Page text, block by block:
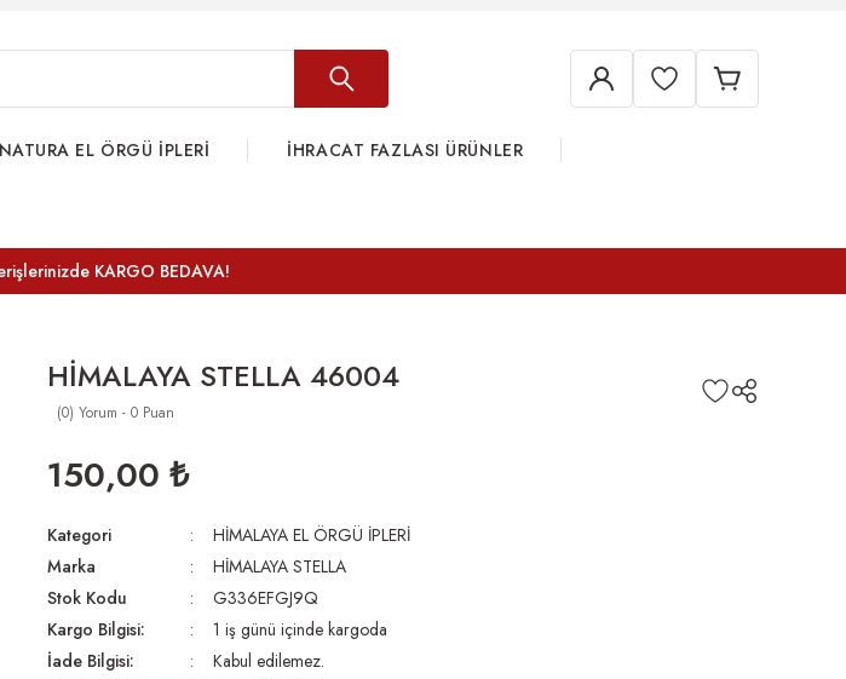
EL ÖRGÜ İPLERİ İHRACAT FAZLASI ÜRÜNLER
KARGO BEDAVA!
HİMALAYA STELLA 46004
(0) Yorum - 0 Puan
150,00 ₺
Kategori
HİMALAYA EL ÖRGÜ İPLERİ
Marka
HİMALAYA STELLA
Stok Kodu
G336EFGJ9Q
Kargo Bilgisi:
1 iş günü içinde kargoda
İade Bilgisi:
Kabul edilemez.